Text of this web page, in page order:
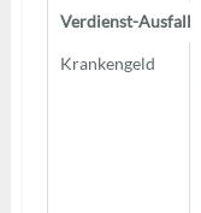
Verdienst-Ausfall
Krankengeld